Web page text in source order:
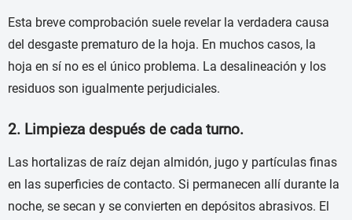
Esta breve comprobación suele revelar la verdadera causa
del desgaste prematuro de la hoja. En muchos casos, la
hoja en sí no es el único problema. La desalineación y los
residuos son igualmente perjudiciales.
2. Limpieza después de cada turno.
Las hortalizas de raíz dejan almidón, jugo y partículas finas
en las superficies de contacto. Si permanecen allí durante la
noche, se secan y se convierten en depósitos abrasivos. El